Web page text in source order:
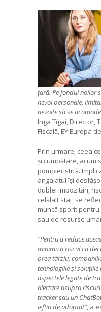
țară. Pe fondul noilor
nevoi personale,
nevoite să se
Inga Țîgai, Director,
Fiscală, EY Europa
Prin urmare, ceea
și cumpătare, acum
pompieristică.
angajatul își
dublei impozitări,
celălalt stat, se
muncă sporit
sau de resurse
”Pentru a reduce
minimiza riscul ca
prea târziu,
tehnologiile și
aspectele legate de
alertare asupra
tracker sau un
ieftin de adoptat”, a